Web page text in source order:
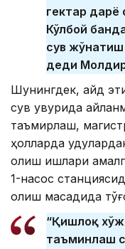
гектар дарё
Кўлбой
сув
деди
Шунингдек, қайд
сув қувурида
таъмирлаш,
ҳолларда
олиш ишлари
1-насос
олиш мақсадида
“Қишлоқ
таъминлаш